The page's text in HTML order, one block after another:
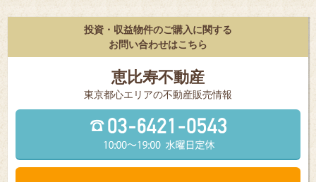
投資・収益物件のご購入に関する
お問い合わせはこちら
恵比寿不動産
東京都⼼エリアの不動産販売情報